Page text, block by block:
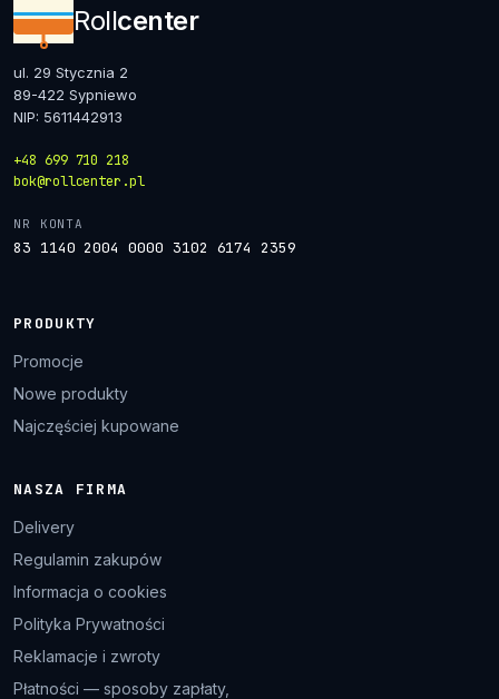
Rollcenter
ul. 29 Stycznia 2
89-422 Sypniewo
NIP: 5611442913
+48 699 710 218
bok@rollcenter.pl
NR KONTA
83 1140 2004 0000 3102 6174 2359
PRODUKTY
Promocje
Nowe produkty
Najczęściej kupowane
NASZA FIRMA
Delivery
Regulamin zakupów
Informacja o cookies
Polityka Prywatności
Reklamacje i zwroty
Płatności — sposoby zapłaty,